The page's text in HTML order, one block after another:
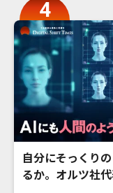
自分にそっくり
るか。オルツ社